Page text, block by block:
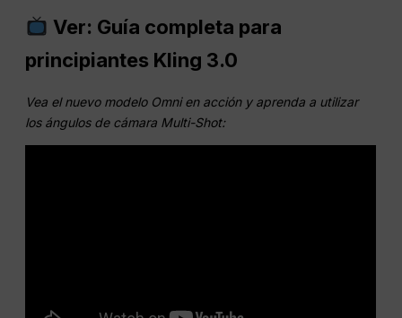
Ver: Guía completa para
principiantes Kling 3.0
Vea el nuevo modelo Omni en acción y aprenda a utilizar
los ángulos de cámara Multi-Shot: